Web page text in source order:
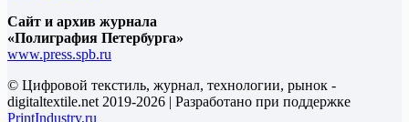
Сайт и архив журнала
«Полиграфия Петербурга»
www.press.spb.ru
© Цифровой текстиль, журнал, технологии, рынок -
digitaltextile.net 2019-2026 | Разработано при поддержке
PrintIndustry.ru